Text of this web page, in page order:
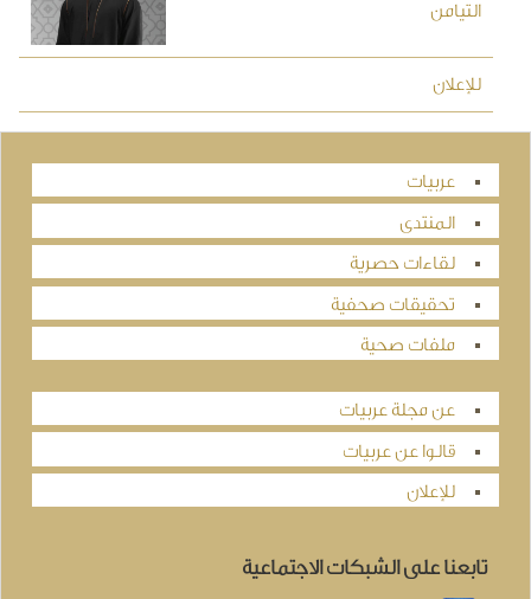
التيامن
للإعلان
عربيات
المنتدى
لقاءات حصرية
تحقيقات صحفية
ملفات صحية
عن مجلة عربيات
قالوا عن عربيات
للإعلان
تابعنا على الشبكات الاجتماعية